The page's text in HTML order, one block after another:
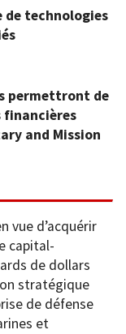
technologies
permettront de
financières
and Mission
vue d’acquérir
capital-
de dollars
stratégique
de défense
et